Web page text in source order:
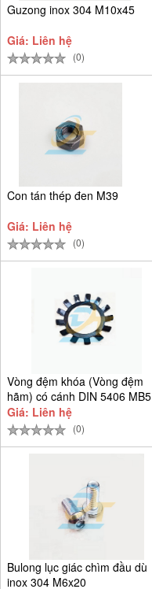
Guzong inox 304 M10x45
Giá: Liên hệ
(0)
Con tán thép đen M39
Giá: Liên hệ
(0)
Vòng đệm khóa (Vòng đệm
hãm) có cánh DIN 5406 MB5
D25
Giá: Liên hệ
(0)
Bulong lục giác chìm đầu dù
inox 304 M6x20